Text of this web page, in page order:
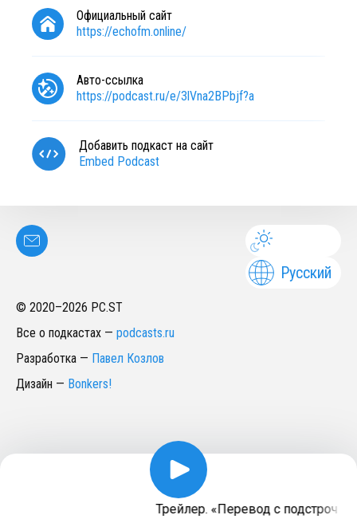
Официальный сайт
https://echofm.online/
Авто-ссылка
https://podcast.ru/e/3lVna2BPbjf?a
Добавить подкаст на сайт
Embed Podcast
Русский
© 2020–2026 PC.ST
Все о подкастах — podcasts.ru
Разработка — Павел Козлов
Дизайн — Bonkers!
Трейлер. «Перевод с